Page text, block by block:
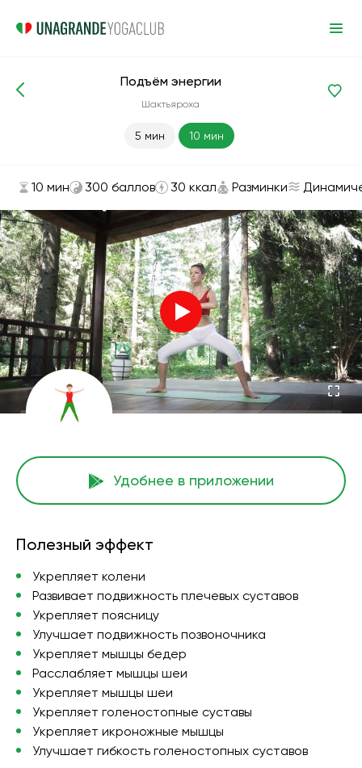
Асаны и упражнения
Подъём энергии
Шактьяроха
5 мин 10 мин
10 мин 300 баллов 30 ккал Разминки
Удобнее в приложении
Полезный эффект
Укрепляет колени
Развивает подвижность плечевых суставов
Укрепляет поясницу
Улучшает подвижность позвоночника
Укрепляет мышцы бедер
Расслабляет мышцы шеи
Укрепляет мышцы шеи
Укрепляет голеностопные суставы
Укрепляет икроножные мышцы
Улучшает гибкость голеностопных суставов